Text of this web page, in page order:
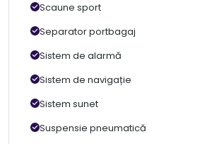
Scaune sport
Separator portbagaj
Sistem de alarmă
Sistem de navigație
Sistem sunet
Suspensie pneumatică